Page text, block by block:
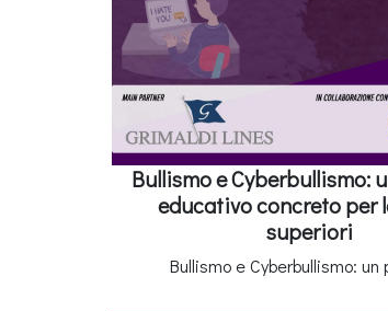
Bullismo e Cyberbullismo:
educativo concreto per
superiori
Bullismo e Cyberbullismo: un